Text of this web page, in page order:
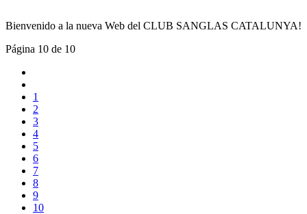
Bienvenido a la nueva Web del CLUB SANGLAS CATALUNYA!
Página 10 de 10
1
2
3
4
5
6
7
8
9
10